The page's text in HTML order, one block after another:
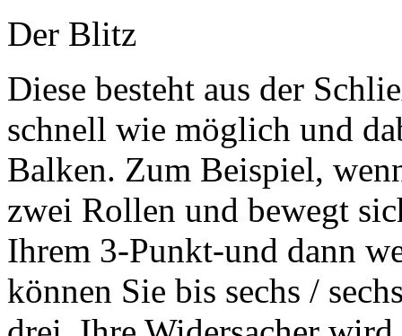
Der Blitz
Diese besteht aus der
schnell wie möglich und
Balken. Zum Beispiel,
zwei Rollen und bewegt
Ihrem 3-Punkt-und dann
können Sie bis sechs /